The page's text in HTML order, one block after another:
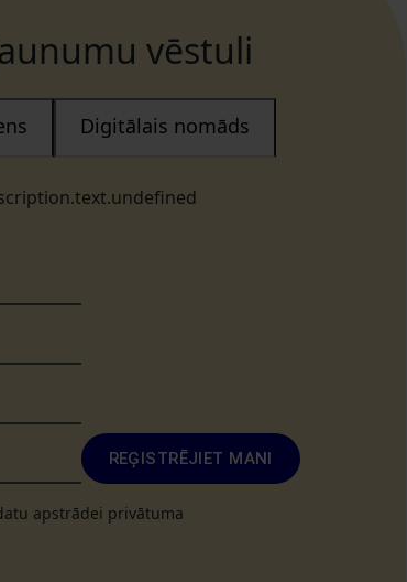
vēstuli
Digitālais nomāds
REĢISTRĒJIET MANI
apstrādei privātuma